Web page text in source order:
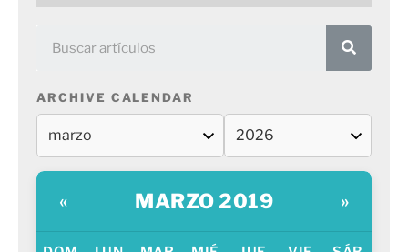
ARCHIVE CALENDAR
« MARZO 2019 »